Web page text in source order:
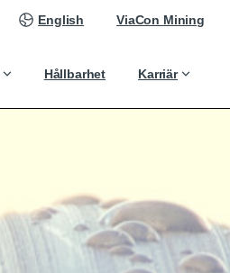
English ViaCon Mining
Hållbarhet Karriär